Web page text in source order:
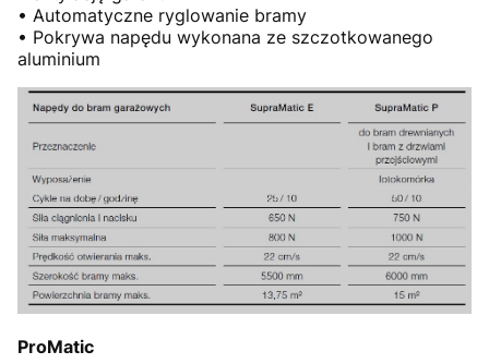
• Automatyczne ryglowanie bramy
• Pokrywa napędu wykonana ze szczotkowanego
aluminium
ProMatic